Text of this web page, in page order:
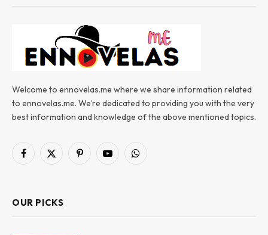
Welcome to ennovelas.me where we share information related
to ennovelas.me. We’re dedicated to providing you with the very
best information and knowledge of the above mentioned topics.
Facebook
X
PinterestYouTubeWhatsApp
OUR PICKS